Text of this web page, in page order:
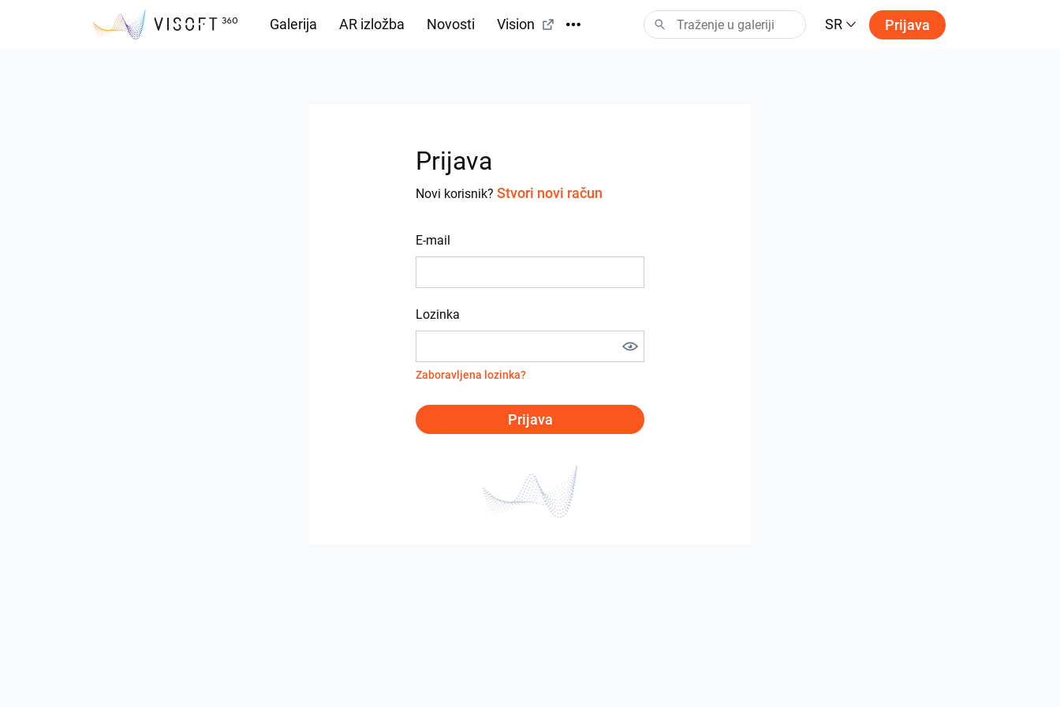
Galerija AR izložba Novosti Vision SR Prijava
Prijava
Novi korisnik? Stvori novi račun
E-mail
Lozinka
Zaboravljena lozinka?
Prijava